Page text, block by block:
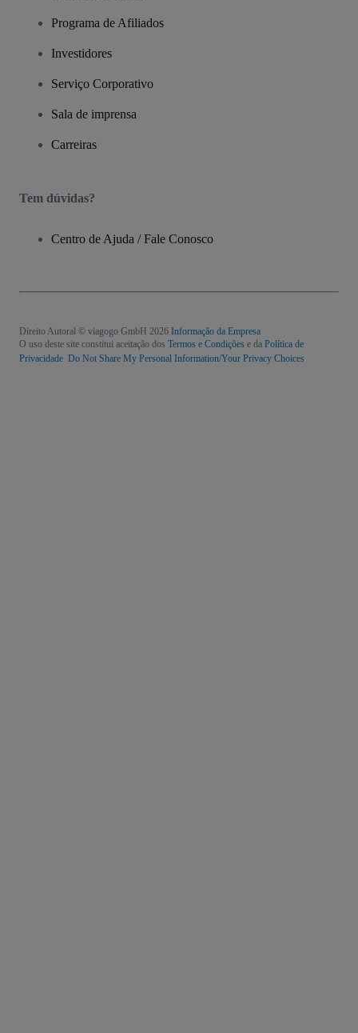
Programa de Afiliados
Investidores
Serviço Corporativo
Sala de imprensa
Carreiras
Tem dúvidas?
Centro de Ajuda / Fale Conosco
Direito Autoral © viagogo GmbH 2026 Informação da Empresa
O uso deste site constitui aceitação dos Termos e Condições e da Política de
Privacidade Do Not Share My Personal Information/Your Privacy Choices